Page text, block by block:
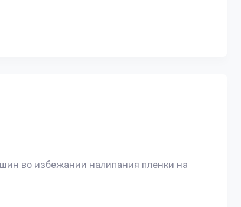
во избежании налипания пленки на